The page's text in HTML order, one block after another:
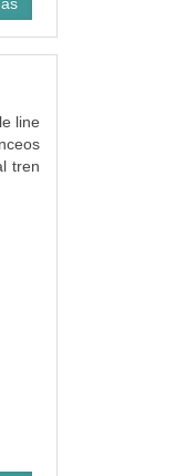
line
tren